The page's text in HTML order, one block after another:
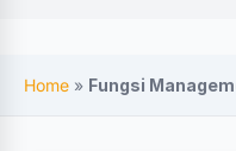
Home » Fungsi